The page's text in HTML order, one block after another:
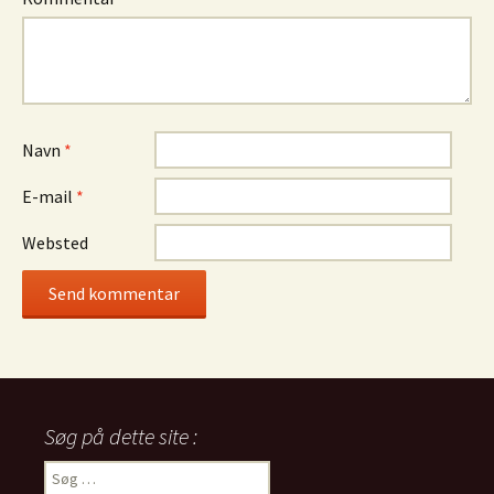
Navn *
E-mail *
Websted
Søg på dette site :
Søg